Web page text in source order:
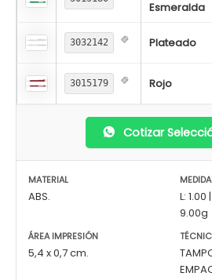
Esmeralda
3032142 Plateado
3015179 Rojo
Cotizar
MATERIAL
ABS.
L: 1.00
9.00g
ÁREA IMPRESIÓN
5,4 x 0,7 cm.